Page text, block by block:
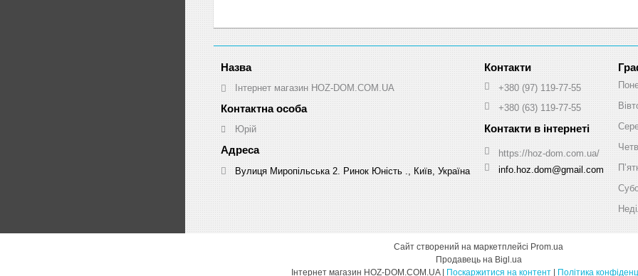
Інтернет магазин HOZ-DOM.COM.UA
Юрій
Вулиця Миропільська 2. Ринок Юність ., Київ, Україна
+380 (97) 119-77-55
+380 (63) 119-77-55
https://hoz-dom.com.ua/
info.hoz.dom@gmail.com
Сайт створений на маркетплейсі Prom.ua
Продавець на Bigl.ua
Поскаржитися на контент Політика